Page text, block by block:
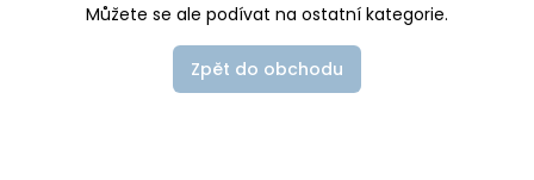
Můžete se ale podívat na ostatní kategorie.
Zpět do obchodu